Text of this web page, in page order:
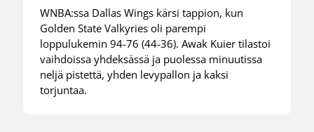
WNBA:ssa Dallas Wings kärsi tappion, kun
Golden State Valkyries oli parempi
loppulukemin 94-76 (44-36). Awak Kuier tilastoi
vaihdoissa yhdeksässä ja puolessa minuutissa
neljä pistettä, yhden levypallon ja kaksi
torjuntaa.